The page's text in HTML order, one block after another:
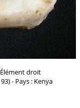
droit
- Pays : Kenya